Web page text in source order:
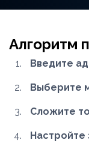
Алгоритм
Введите
Выберите
Сложите
Настройте